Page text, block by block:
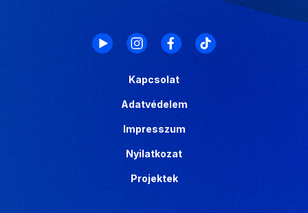
Kapcsolat
Adatvédelem
Impresszum
Nyilatkozat
Projektek